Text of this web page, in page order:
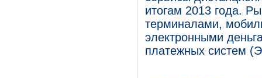
итогам 2013 года.
терминалами,
электронными
платежных систем